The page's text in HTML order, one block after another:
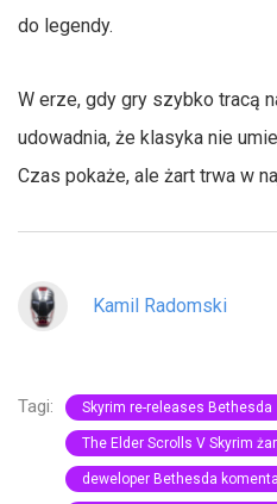
do legendy.
W erze, gdy gry szybko tracą
udowadnia, że klasyka nie
Czas pokaże, ale żart trwa w
Kamil Radomski
Tagi: Skyrim re-releases Bethesda
The Elder Scrolls V Skyrim
deweloper Bethesda